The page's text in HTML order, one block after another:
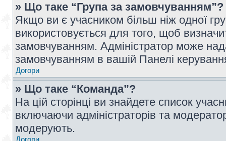
» Що таке “Група за замовчуванням”?
Якщо ви є учасником більш ніж одної
використовується для того, щоб
замовчуванням. Адміністратор може
замовчуванням в вашій Панелі
Догори
» Що таке “Команда”?
На цій сторінці ви знайдете список
включаючи адміністраторів та
модерують.